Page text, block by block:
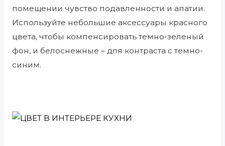
помещении чувство подавленности и апатии.
Используйте небольшие аксессуары красного
цвета, чтобы компенсировать темно-зеленый
фон, и белоснежные – для контраста с темно-
синим.